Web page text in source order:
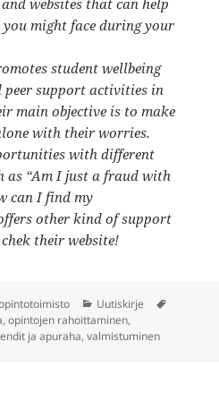
might face during your
student wellbeing
support activities in
main objective is to make
with their worries.
with different
as “Am I just a fraud with
can I find my
other kind of support
their website!
Kategoriat
Uutiskirje
,opintojen rahoittaminen,
ja apuraha,valmistuminen